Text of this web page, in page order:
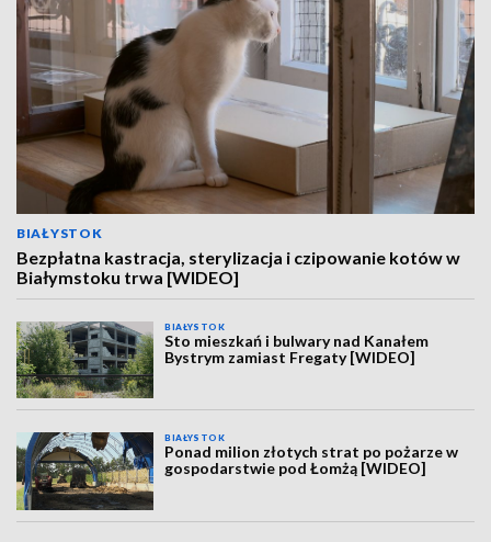
BIAŁYSTOK
Bezpłatna kastracja, sterylizacja i czipowanie kotów w
Białymstoku trwa [WIDEO]
BIAŁYSTOK
Sto mieszkań i bulwary nad Kanałem
Bystrym zamiast Fregaty [WIDEO]
BIAŁYSTOK
Ponad milion złotych strat po pożarze w
gospodarstwie pod Łomżą [WIDEO]